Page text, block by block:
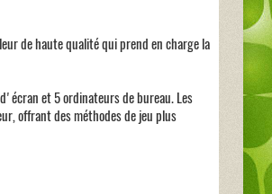
de haute qualité qui prend en charge la
et 5 ordinateurs de bureau. Les
offrant des méthodes de jeu plus